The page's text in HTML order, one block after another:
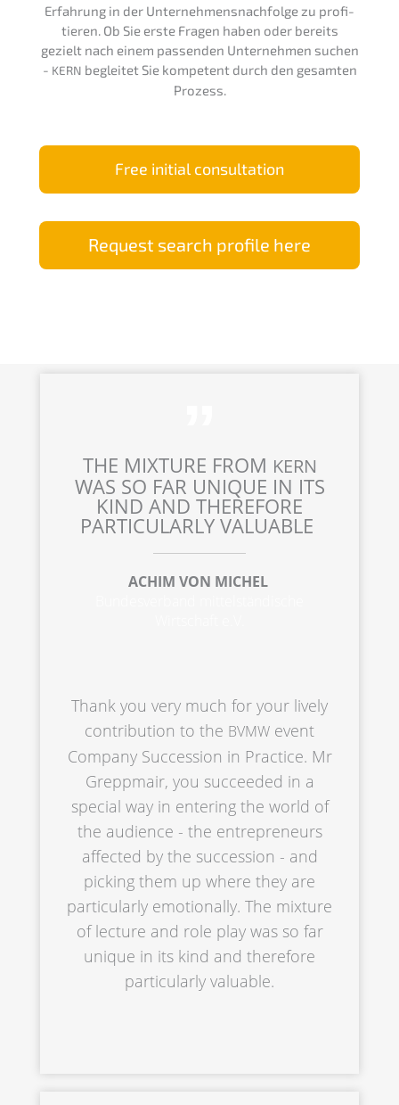
Erfah­rung in der Unternehmens­nachfolge zu profi­
tie­ren. Ob Sie erste Fragen haben oder bereits
gezielt nach einem passen­den Unter­neh­men suchen
- KERN beglei­tet Sie kompe­tent durch den gesam­ten
Prozess.
Free initi­al consultation
Request search profi­le here
THE MIXTU­RE FROM KERN
WAS SO FAR UNIQUE IN ITS
KIND AND THERE­FO­RE
PARTI­CU­LAR­LY VALUABLE
ACHIM VON MICHEL
Thank you very much for your lively
contri­bu­ti­on to the BVMW event
Compa­ny Succes­si­on in Practi­ce. Mr
Grepp­mair, you succee­ded in a
special way in entering the world of
the audience - the entre­pre­neurs
affec­ted by the succes­si­on - and
picking them up where they are
parti­cu­lar­ly emotio­nal­ly. The mixtu­re
of lectu­re and role play was so far
unique in its kind and there­fo­re
parti­cu­lar­ly valuable.